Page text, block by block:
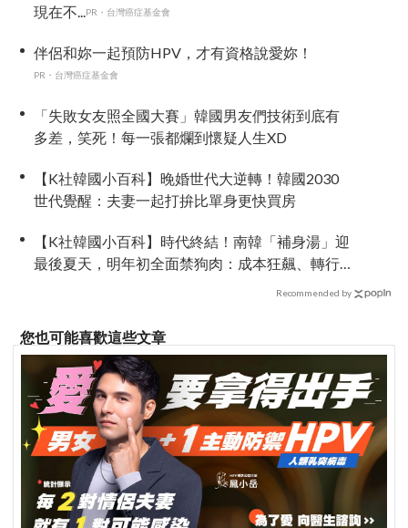
現在不...PR・台灣癌症基金會
伴侶和妳一起預防HPV，才有資格說愛妳！
PR・台灣癌症基金會
「失敗女友照全國大賽」韓國男友們技術到底有
多差，笑死！每一張都爛到懷疑人生XD
【K社韓國小百科】晚婚世代大逆轉！韓國2030
世代覺醒：夫妻一起打拚比單身更快買房
【K社韓國小百科】時代終結！南韓「補身湯」迎
最後夏天，明年初全面禁狗肉：成本狂飆、轉行
Recommended by
您也可能喜歡這些文章